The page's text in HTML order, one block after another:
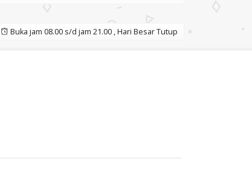
Buka jam 08.00 s/d jam 21.00 , Hari Besar Tutup